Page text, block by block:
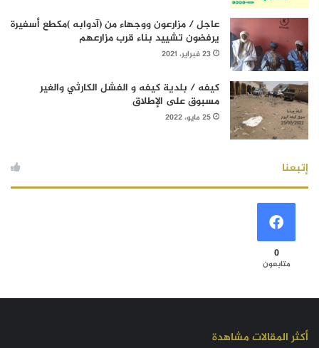
عاجل / مزارعون ووجهاء من (آدوابه )مكطع أسفيرة
يرفضون تشييد بناء قرب مزارعهم
23 فبراير، 2021
كيفه / بلدية كيفه و الفشل الكارثي والغير
مسبوق على الإطلاق
25 مايو، 2022
إتبعنا
0
متابعون
أكثر المقالات مشاهدة